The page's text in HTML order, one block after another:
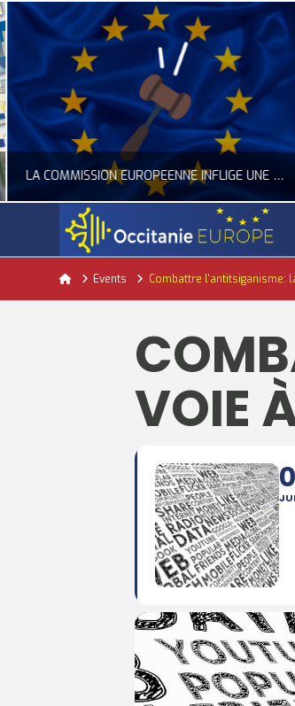
LA COMMISSION EUROPÉENNE INFLIGE UNE AMENDE RECORD À GOOGLE
ACTUALITÉ DE L'UNION EUROPÉENNE, ACTUALITÉ DE LA REPRÉSENTATION D’OCCITANIE EUROPE, NUMÉRIQUE- DIGITAL
JUILLET 24, 2026
HomeEvents Combattre l'antitsiganisme:
VOIE
JUI